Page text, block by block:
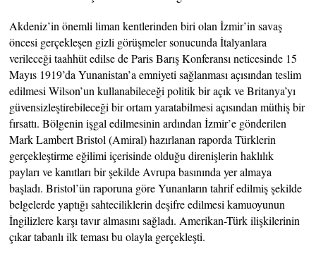
Akdeniz’in önemli liman kentlerinden biri olan İzmir’in savaş
öncesi gerçekleşen gizli görüşmeler sonucunda İtalyanlara
verileceği taahhüt edilse de Paris Barış Konferansı neticesinde 15
Mayıs 1919’da Yunanistan’a emniyeti sağlanması açısından teslim
edilmesi Wilson’un kullanabileceği politik bir açık ve Britanya’yı
güvensizleştirebileceği bir ortam yaratabilmesi açısından müthiş bir
fırsattı. Bölgenin işgal edilmesinin ardından İzmir’e gönderilen
Mark Lambert Bristol (Amiral) hazırlanan raporda Türklerin
gerçekleştirme eğilimi içerisinde olduğu direnişlerin haklılık
payları ve kanıtları bir şekilde Avrupa basınında yer almaya
başladı. Bristol’ün raporuna göre Yunanların tahrif edilmiş şekilde
belgelerde yaptığı sahteciliklerin deşifre edilmesi kamuoyunun
İngilizlere karşı tavır almasını sağladı. Amerikan-Türk ilişkilerinin
çıkar tabanlı ilk teması bu olayla gerçekleşti.